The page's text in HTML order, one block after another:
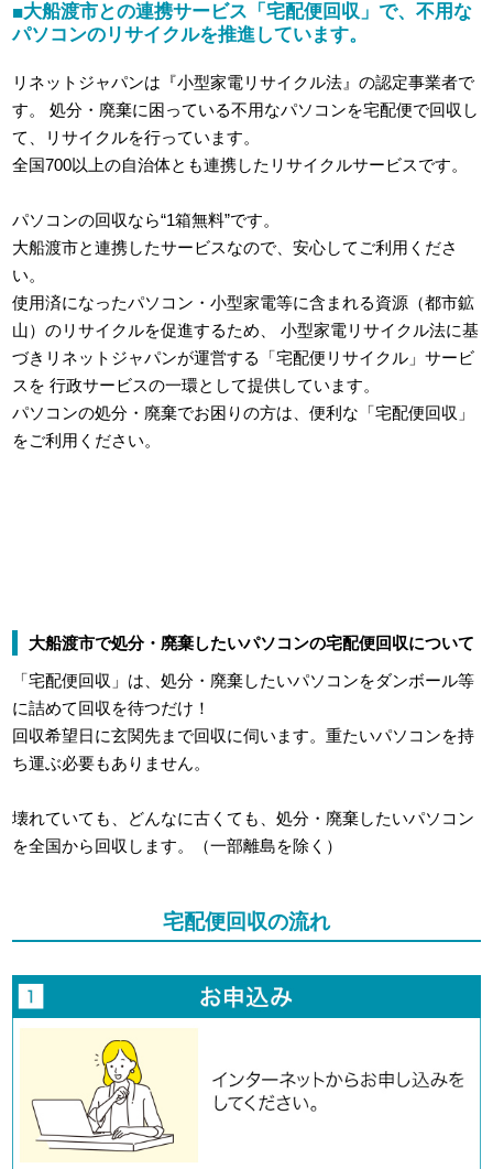
■大船渡市との連携サービス「宅配便回収」で、不用な
パソコンのリサイクルを推進しています。
リネットジャパンは『小型家電リサイクル法』の認定事業者で
す。
処分・廃棄に困っている不用なパソコンを宅配便で回収し
て、リサイクルを行っています。
全国700以上の自治体とも連携したリサイクルサービスです。
パソコンの回収なら“1箱無料”です。
大船渡市と連携したサービスなので、安心してご利用くださ
い。
使用済になったパソコン・小型家電等に含まれる資源（都市鉱
山）のリサイクルを促進するため、
小型家電リサイクル法に基
づきリネットジャパンが運営する「宅配便リサイクル」サービ
スを 行政サービスの一環として提供しています。
パソコンの処分・廃棄でお困りの方は、便利な「宅配便回収」
をご利用ください。
大船渡市で処分・廃棄したいパソコンの宅配便回収について
「宅配便回収」は、処分・廃棄したいパソコンをダンボール等
に詰めて回収を待つだけ！
回収希望日に玄関先まで回収に伺います。重たいパソコンを持
ち運ぶ必要もありません。
壊れていても、どんなに古くても、処分・廃棄したいパソコン
を全国から回収します。（一部離島を除く）
宅配便回収の流れ